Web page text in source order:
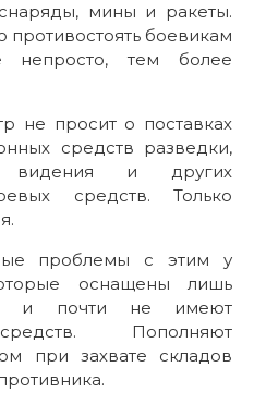
мины и ракеты.
противостоять боевикам
непросто, тем более
не просит о поставках
средств разведки,
видения и других
средств. Только
проблемы с этим у
оснащены лишь
и почти не имеют
Пополняют
при захвате складов